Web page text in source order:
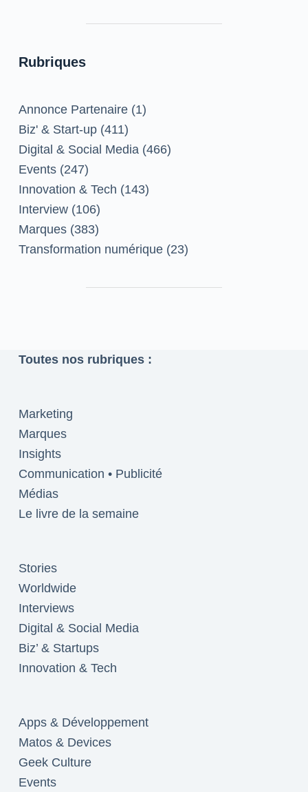
Rubriques
Annonce Partenaire(1)
Biz' & Start-up(411)
Digital & Social Media (466)
Events(247)
Innovation & Tech (143)
Interview(106)
Marques(383)
Transformation numérique(23)
Toutes nos rubriques :
Marketing
Marques
Insights
Communication • Publicité
Médias
Le livre de la semaine
Stories
Worldwide
Interviews
Digital & Social Media
Biz’ & Startups
Innovation & Tech
Apps & Développement
Matos & Devices
Geek Culture
Events